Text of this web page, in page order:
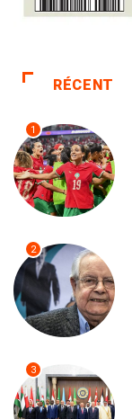
RÉCENT
1
2
3